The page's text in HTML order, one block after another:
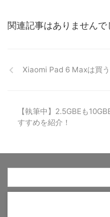
関連記事はありませんで
Xiaomi Pad 6 Maxは買う
【執筆中】2.5GBEも
すすめを紹介！